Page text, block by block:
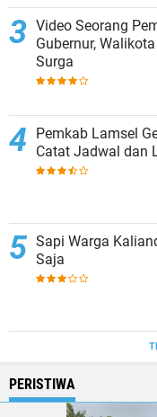
Video Seorang
Gubernur,
Surga
Pemkab Lamsel
Catat Jadwal dan
Sapi Warga
Saja
PERISTIWA